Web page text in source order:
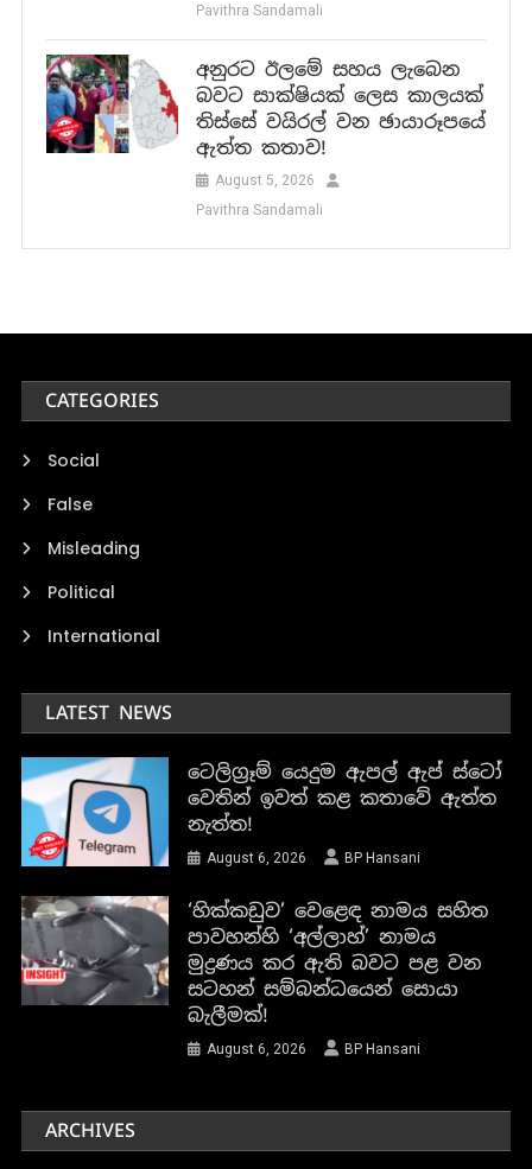
Pavithra Sandamali
අනුරට ඊලමේ සහය ලැබෙන
බවට සාක්ෂියක් ලෙස කාලයක්
තිස්සේ වයිරල් වන ඡායාරූපයේ
ඇත්ත කතාව!
August 5, 2026
Pavithra Sandamali
CATEGORIES
Social
False
Misleading
Political
International
LATEST NEWS
ටෙලිග්‍රෑම් යෙදුම ඇපල් ඇප් ස්ටෝ
වෙතින් ඉවත් කළ කතාවේ ඇත්ත
නැත්ත!
August 6, 2026 BP Hansani
‘හික්කඩුව’ වෙළෙඳ නාමය සහිත
පාවහන්හි ‘අල්ලාහ්’ නාමය
මුද්‍රණය කර ඇති බවට පළ වන
සටහන් සම්බන්ධයෙන් සොයා
බැලීමක්!
August 6, 2026 BP Hansani
ARCHIVES